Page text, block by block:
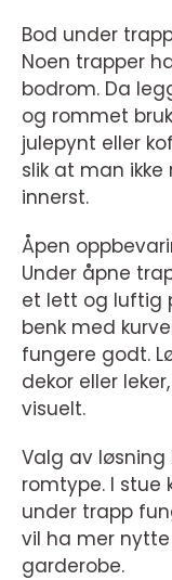
Bod under
Noen trapper
bodrom. Da
og rommet
julepynt eller
slik at man
innerst.
Åpen
Under åpne
et lett og luftig
benk med
fungere godt.
dekor eller
visuelt.
Valg av
romtype. I stue
under trapp
vil ha mer
garderobe.